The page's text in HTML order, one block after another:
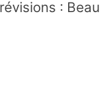
: Beau